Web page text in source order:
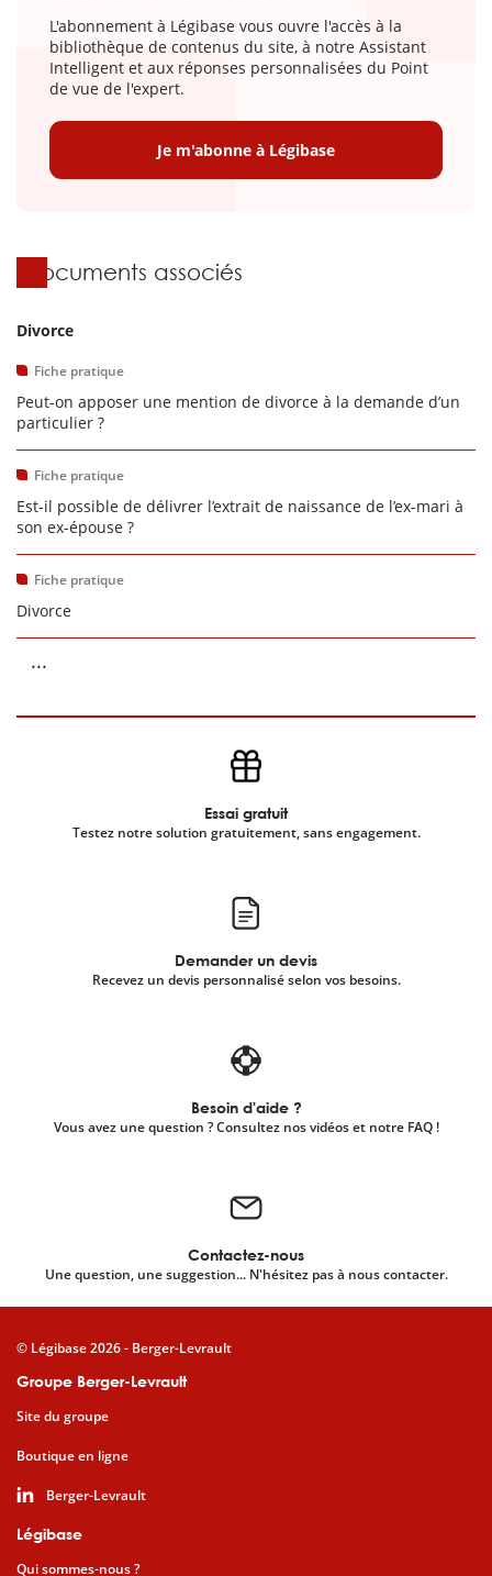
L'abonnement à Légibase vous ouvre l'accès à la
bibliothèque de contenus du site, à notre Assistant
Intelligent et aux réponses personnalisées du Point
de vue de l'expert.
Je m'abonne à Légibase
Documents associés
Divorce
Fiche pratique
Peut-on apposer une mention de divorce à la demande d’un
particulier ?
Fiche pratique
Est-il possible de délivrer l’extrait de naissance de l’ex-mari à
son ex-épouse ?
Fiche pratique
Divorce
...
Essai gratuit
Testez notre solution gratuitement, sans engagement.
Demander un devis
Recevez un devis personnalisé selon vos besoins.
Besoin d'aide ?
Vous avez une question ? Consultez nos vidéos et notre FAQ !
Contactez-nous
Une question, une suggestion... N'hésitez pas à nous contacter.
Groupe Berger-Levrault
Site du groupe
Boutique en ligne
Berger-Levrault
Légibase
Qui sommes-nous ?
© Légibase 2026 - Berger-Levrault